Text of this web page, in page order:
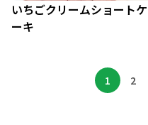
いちごクリームショートケ
ーキ
1 2